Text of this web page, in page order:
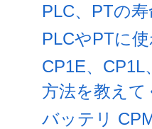
PLC、PTの
PLCやPTに
CP1E、
方法を教えて
バッテリ